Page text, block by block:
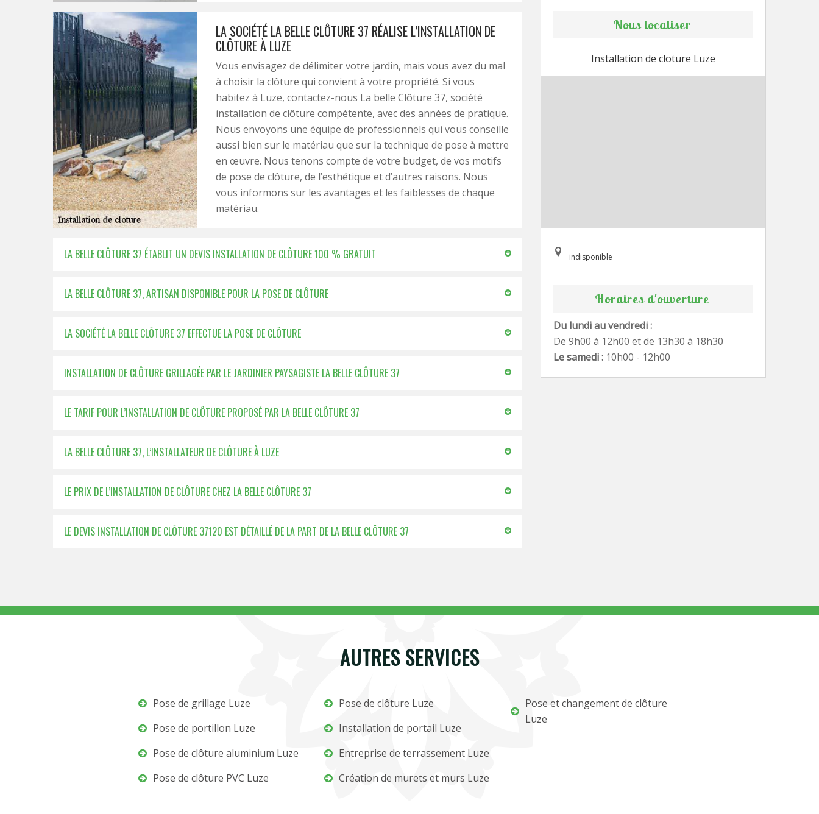
LA SOCIÉTÉ LA BELLE CLÔTURE 37 RÉALISE L’INSTALLATION DE
CLÔTURE À LUZE
Vous envisagez de délimiter votre jardin, mais vous avez du mal
à choisir la clôture qui convient à votre propriété. Si vous
habitez à Luze, contactez-nous La belle Clôture 37, société
installation de clôture compétente, avec des années de pratique.
Nous envoyons une équipe de professionnels qui vous conseille
aussi bien sur le matériau que sur la technique de pose à mettre
en œuvre. Nous tenons compte de votre budget, de vos motifs
de pose de clôture, de l’esthétique et d’autres raisons. Nous
vous informons sur les avantages et les faiblesses de chaque
matériau.
LA BELLE CLÔTURE 37 ÉTABLIT UN DEVIS INSTALLATION DE CLÔTURE 100 % GRATUIT
LA BELLE CLÔTURE 37, ARTISAN DISPONIBLE POUR LA POSE DE CLÔTURE
LA SOCIÉTÉ LA BELLE CLÔTURE 37 EFFECTUE LA POSE DE CLÔTURE
INSTALLATION DE CLÔTURE GRILLAGÉE PAR LE JARDINIER PAYSAGISTE LA BELLE CLÔTURE 37
LE TARIF POUR L’INSTALLATION DE CLÔTURE PROPOSÉ PAR LA BELLE CLÔTURE 37
LA BELLE CLÔTURE 37, L’INSTALLATEUR DE CLÔTURE À LUZE
LE PRIX DE L’INSTALLATION DE CLÔTURE CHEZ LA BELLE CLÔTURE 37
LE DEVIS INSTALLATION DE CLÔTURE 37120 EST DÉTAILLÉ DE LA PART DE LA BELLE CLÔTURE 37
Nous localiser
Installation de cloture Luze
indisponible
Horaires d'ouverture
Du lundi au vendredi :
De 9h00 à 12h00 et de 13h30 à 18h30
Le samedi : 10h00 - 12h00
AUTRES SERVICES
Pose de grillage Luze
Pose de portillon Luze
Pose de clôture aluminium Luze
Pose de clôture PVC Luze
Pose de clôture Luze
Installation de portail Luze
Entreprise de terrassement Luze
Création de murets et murs Luze
Pose et changement de clôture
Luze